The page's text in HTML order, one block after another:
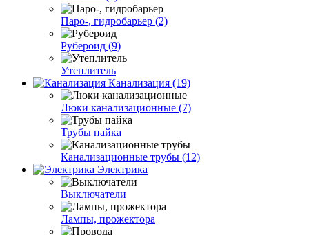
Паро-, гидробарьер (2)
Рубероид (9)
Утеплитель
Канализация (19)
Люки канализационные (7)
Трубы пайка
Канализационные трубы (12)
Электрика
Выключатели
Лампы, прожектора